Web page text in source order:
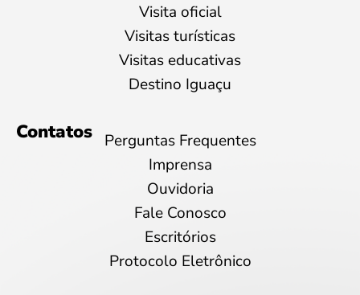
Visita oficial
Visitas turísticas
Visitas educativas
Destino Iguaçu
Contatos
Perguntas Frequentes
Imprensa
Ouvidoria
Fale Conosco
Escritórios
Protocolo Eletrônico